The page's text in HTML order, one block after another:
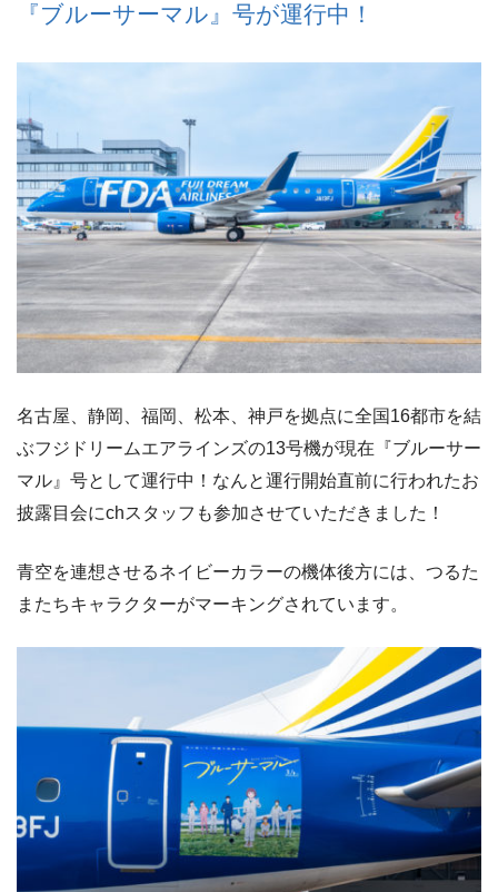
『ブルーサーマル』号が運行中！
名古屋、静岡、福岡、松本、神戸を拠点に全国16都市を結
ぶフジドリームエアラインズの13号機が現在『ブルーサー
マル』号として運行中！なんと運行開始直前に行われたお
披露目会にchスタッフも参加させていただきました！
青空を連想させるネイビーカラーの機体後方には、つるた
またちキャラクターがマーキングされています。